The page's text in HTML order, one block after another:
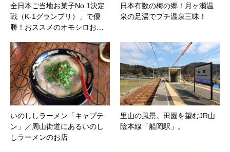
全日本ご当地お菓子No.1決定
戦（K-1グランプリ）」で優
勝！おススメのオモシロお…
日本有数の梅の郷！月ヶ瀬温
泉の足湯でプチ温泉三昧！
いのししラーメン「キャプテ
ン」／周山街道にあるいのし
しラーメンのお店
里山の風景。田園を望むJR山
陰本線「船岡駅」。